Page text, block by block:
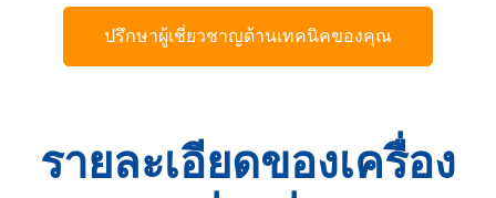
ปรึกษาผู้เชี่ยวชาญด้านเทคนิคของคุณ
รายละเอียดของเครื่อง